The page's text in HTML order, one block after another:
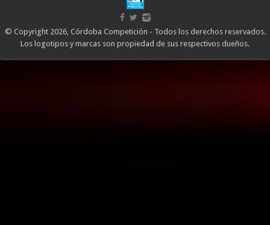
© Copyright 2026, Córdoba Competición - Todos los derechos reservados.
Los logotipos y marcas son propiedad de sus respectivos dueños.